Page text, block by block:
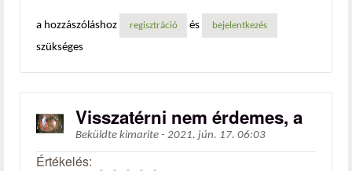
a hozzászóláshoz regisztráció és bejelentkezés
szükséges
Visszatérni nem érdemes, a
Beküldte kimarite - 2021. jún. 17. 06:03
Értékelés: